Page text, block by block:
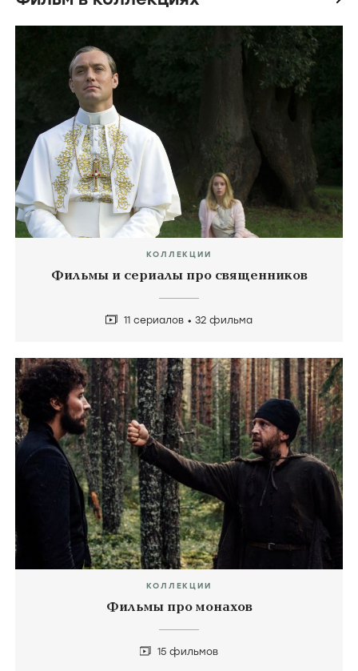
КОЛЛЕКЦИИ
Фильмы и сериалы про священников
11 сериалов 32 фильма
КОЛЛЕКЦИИ
Фильмы про монахов
15 фильмов